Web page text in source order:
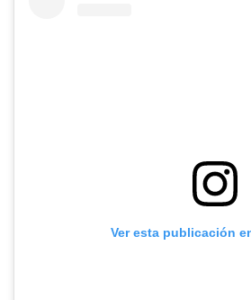
Ver esta publicación